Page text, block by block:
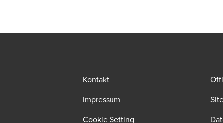
Kontakt
Impressum
Cookie Setting